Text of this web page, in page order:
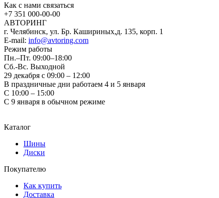
Как с нами связаться
+7 351 000-00-00
АВТОРИНГ
г. Челябинск, ул. Бр. Кашириных,д. 135, корп. 1
E-mail: info@avtoring.com
Режим работы
Пн.–Пт. 09:00–18:00
Сб.-Вс. Выходной
29 декабря с 09:00 – 12:00
В праздничные дни работаем 4 и 5 января
С 10:00 – 15:00
С 9 января в обычном режиме
Каталог
Шины
Диски
Покупателю
Как купить
Доставка